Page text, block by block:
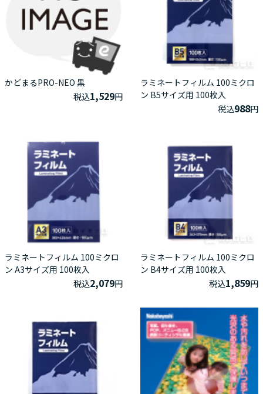
かどまるPRO-NEO 黒
税込1,529円
ラミネートフィルム 100ミクロ
ン B5サイズ用 100枚入
税込988円
ラミネートフィルム 100ミクロ
ン A3サイズ用 100枚入
税込2,079円
ラミネートフィルム 100ミクロ
ン B4サイズ用 100枚入
税込1,859円